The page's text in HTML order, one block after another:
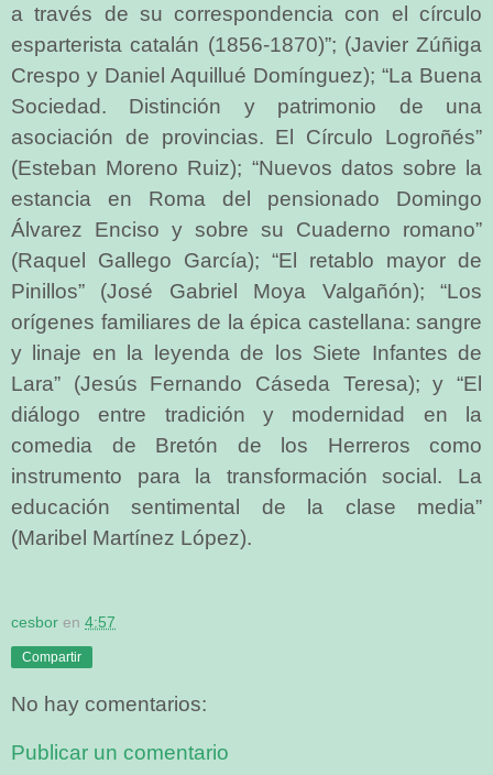
a través de su correspondencia con el círculo
esparterista catalán (1856-1870)”; (Javier Zúñiga
Crespo y Daniel Aquillué Domínguez); “La Buena
Sociedad. Distinción y patrimonio de una
asociación de provincias. El Círculo Logroñés”
(Esteban Moreno Ruiz); “Nuevos datos sobre la
estancia en Roma del pensionado Domingo
Álvarez Enciso y sobre su Cuaderno romano”
(Raquel Gallego García); “El retablo mayor de
Pinillos” (José Gabriel Moya Valgañón); “Los
orígenes familiares de la épica castellana: sangre
y linaje en la leyenda de los Siete Infantes de
Lara” (Jesús Fernando Cáseda Teresa); y “El
diálogo entre tradición y modernidad en la
comedia de Bretón de los Herreros como
instrumento para la transformación social. La
educación sentimental de la clase media”
(Maribel Martínez López).
cesbor en 4:57
Compartir
No hay comentarios:
Publicar un comentario